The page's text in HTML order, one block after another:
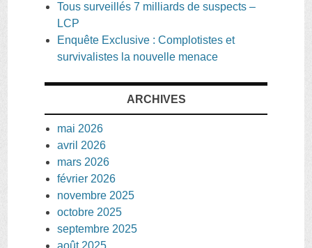
Tous surveillés 7 milliards de suspects –
LCP
Enquête Exclusive : Complotistes et
survivalistes la nouvelle menace
ARCHIVES
mai 2026
avril 2026
mars 2026
février 2026
novembre 2025
octobre 2025
septembre 2025